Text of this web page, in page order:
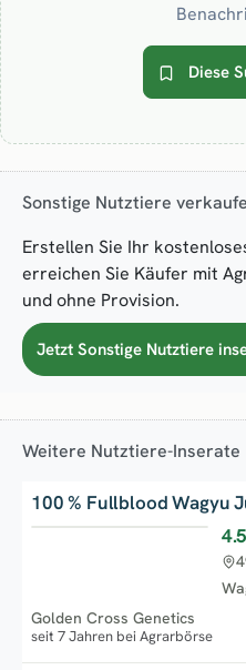
Diese
Sonstige Nutztiere
Erstellen Sie Ihr
erreichen Sie Käufer mit
und ohne Provision.
Jetzt Sonstige Nutztiere
Weitere Nutztiere-Inserate
100 % Fullblood Wagyu
Golden Cross Genetics
seit 7 Jahren bei Agrarbörse